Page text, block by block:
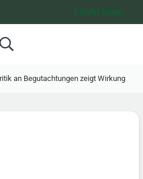
Leicht lesen
Search...
an Begutachtungen zeigt Wirkung